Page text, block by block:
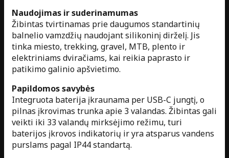
Naudojimas ir suderinamumas
Žibintas tvirtinamas prie daugumos standartinių
balnelio vamzdžių naudojant silikoninį dirželį. Jis
tinka miesto, trekking, gravel, MTB, plento ir
elektriniams dviračiams, kai reikia paprasto ir
patikimo galinio apšvietimo.
Papildomos savybės
Integruota baterija įkraunama per USB-C jungtį, o
pilnas įkrovimas trunka apie 3 valandas. Žibintas gali
veikti iki 33 valandų mirksėjimo režimu, turi
baterijos įkrovos indikatorių ir yra atsparus vandens
purslams pagal IP44 standartą.